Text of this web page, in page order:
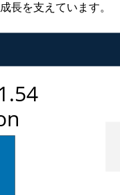
長を支えています。